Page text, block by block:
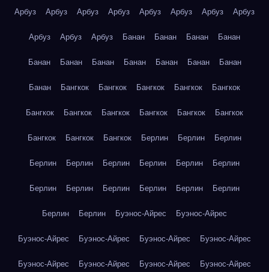
Арбуз Арбуз Арбуз Арбуз Арбуз Арбуз Арбуз Арбуз
Арбуз Арбуз Арбуз Банан Банан Банан Банан
Банан Банан Банан Банан Банан Банан Банан
Банан Бангкок Бангкок Бангкок Бангкок Бангкок
Бангкок Бангкок Бангкок Бангкок Бангкок Бангкок
Бангкок Бангкок Бангкок Берлин Берлин Берлин
Берлин Берлин Берлин Берлин Берлин Берлин
Берлин Берлин Берлин Берлин Берлин Берлин
Берлин Берлин Буэнос-Айрес Буэнос-Айрес
Буэнос-Айрес Буэнос-Айрес Буэнос-Айрес Буэнос-Айрес
Буэнос-Айрес Буэнос-Айрес Буэнос-Айрес Буэнос-Айрес